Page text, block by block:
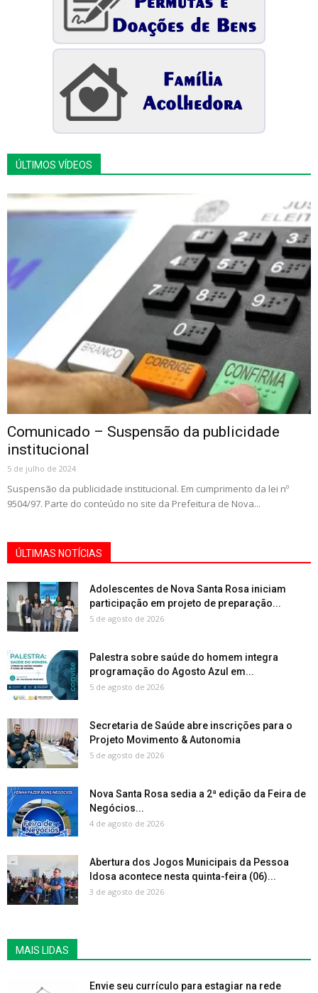
ÚLTIMOS VÍDEOS
Comunicado – Suspensão da publicidade
institucional
5 de julho de 2024
Suspensão da publicidade institucional. Em cumprimento da lei nº
9504/97. Parte do conteúdo no site da Prefeitura de Nova...
ÚLTIMAS NOTÍCIAS
Adolescentes de Nova Santa Rosa iniciam
participação em projeto de preparação...
5 de agosto de 2026
Palestra sobre saúde do homem integra
programação do Agosto Azul em...
5 de agosto de 2026
Secretaria de Saúde abre inscrições para o
Projeto Movimento & Autonomia
5 de agosto de 2026
Nova Santa Rosa sedia a 2ª edição da Feira de
Negócios...
4 de agosto de 2026
Abertura dos Jogos Municipais da Pessoa
Idosa acontece nesta quinta-feira (06)...
3 de agosto de 2026
MAIS LIDAS
Envie seu currículo para estagiar na rede